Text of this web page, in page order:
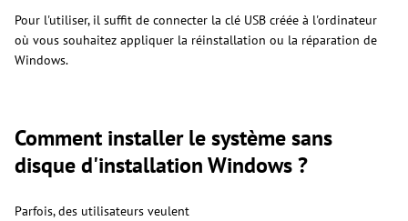
Pour l'utiliser, il suffit de connecter la clé USB créée à l'ordinateur
où vous souhaitez appliquer la réinstallation ou la réparation de
Windows.
Comment installer le système sans
disque d'installation Windows ?
Parfois, des utilisateurs veulent